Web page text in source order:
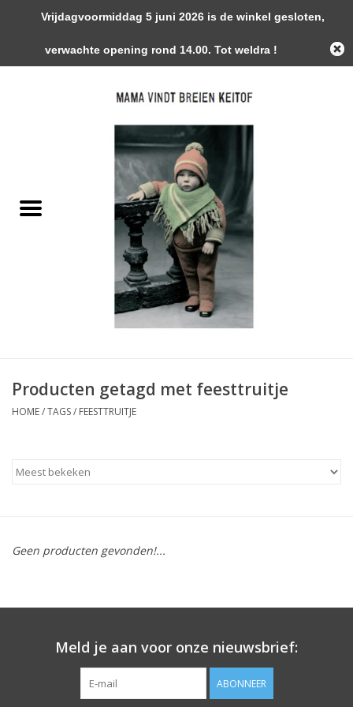
0 Artikelen - €0,00
Handwerk Toebehoren
Magazines / Patronen / Boeken
Producten getagd met feesttruitje
HOME/TAGS/ FEESTTRUITJE
Geen producten gevonden!...
Meld je aan voor onze nieuwsbrief:
ABONNEER
Vrijdagvoormiddag 5 juni 2026 is de winkel gesloten,
verwachte opening rond 14.00. Tot weldra !